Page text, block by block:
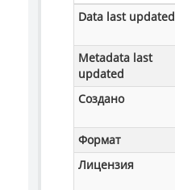
Data last updated
Metadata last
updated
Создано
Формат
Лицензия